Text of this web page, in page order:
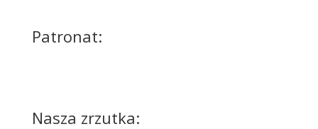
Patronat:
Nasza zrzutka: